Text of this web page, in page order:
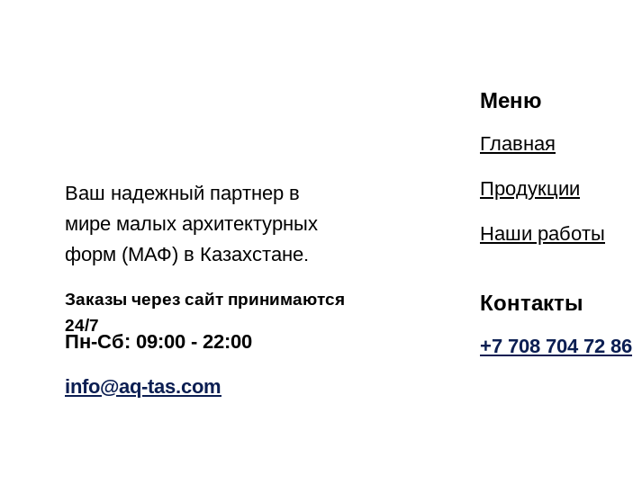
Меню
Ваш надежный партнер в
мире малых архитектурных
форм (МАФ) в Казахстане.
Главная
Продукции
Наши работы
Контакты
+7 708 704 72 86
Заказы через сайт принимаются
24/7
Пн-Сб: 09:00 - 22:00
info@aq-tas.com